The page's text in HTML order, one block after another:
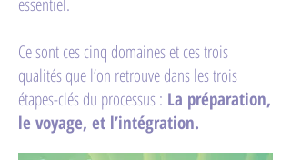
Ce sont ces cinq domaines et ces trois
qualités que l’on retrouve dans les trois
étapes-clés du processus : La préparation,
le voyage, et l’intégration.